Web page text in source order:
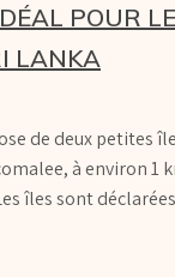
POUR LE
LANKA
de deux petites
à environ 1
îles sont déclarées